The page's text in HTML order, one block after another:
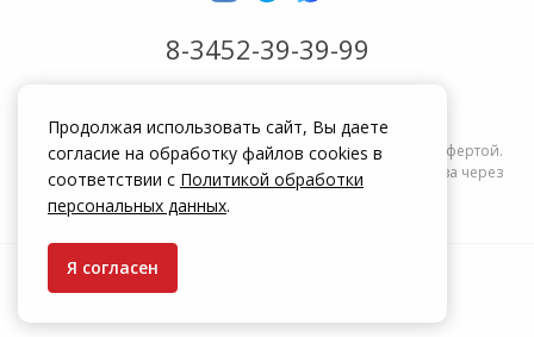
8-3452-39-39-99
Информация на сайте zakrepi.ru не является публичной офертой.
Указанные цены действуют только при оформлении заказа через
интернет-магазин zakrepi.ru.
© КрепыЖ, 2004 — 2026
Продолжая использовать сайт, Вы даете
согласие на обработку файлов cookies в
соответствии с Политикой обработки
персональных данных.
Я согласен